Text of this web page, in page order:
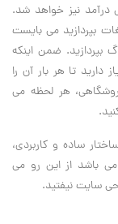
درآمد نیز خواهد شد.
بپردازید می بایست
بپردازید. ضمن اینکه
تا هر بار آن را
هر لحظه می
ساده و کاربردی،
باشد از این رو می
سایت نیفتید.